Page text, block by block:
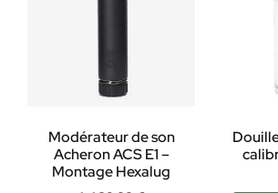
Modérateur de son
Acheron ACS E1 –
Montage Hexalug